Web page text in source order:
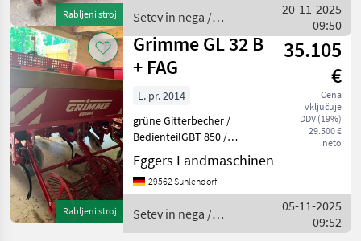
Rabljeni stroj
nego
Setev in nega /
Grimme
20-11-2025
09:50
Rabljeni stroj
Grimme GL 32 B
+ FAG
35.105
€
Cena
vključuje
DDV (19%)
29.500 €
neto
L. pr. 2014
grüne Gitterbecher /
BedienteilGBT 850 /
Kippbunker 2200kg / 80er
Reihe / Reihenabschaltung
mech. 2 Reihen / Roste
gezogener Furchenzieher
mit
Eggers Landmaschinen
29562 Suhlendorf
Setev in nega /
Grimme
05-11-2025
09:52